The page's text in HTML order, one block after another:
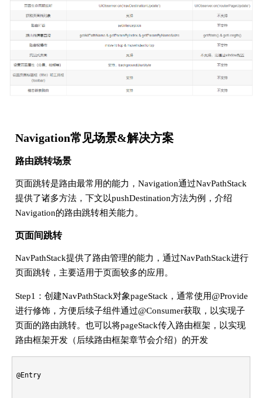
Navigation常见场景&解决方案
路由跳转场景
页面跳转是路由最常用的能力，Navigation通过NavPathStack
提供了诸多方法，下文以pushDestination方法为例，介绍
Navigation的路由跳转相关能力。
页面间跳转
NavPathStack提供了路由管理的能力，通过NavPathStack进行
页面跳转，主要适用于页面较多的应用。
Step1：创建NavPathStack对象pageStack，通常使用@Provide
进行修饰，方便后续子组件通过@Consumer获取，以实现子
页面的路由跳转。也可以将pageStack传入路由框架，以实现
路由框架开发（后续路由框架章节会介绍）的开发
@Entry